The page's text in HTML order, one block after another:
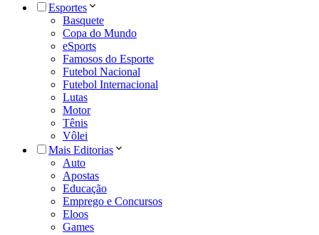
Esportes
Basquete
Copa do Mundo
eSports
Famosos do Esporte
Futebol Nacional
Futebol Internacional
Lutas
Motor
Tênis
Vôlei
Mais Editorias
Auto
Apostas
Educação
Emprego e Concursos
Eloos
Games